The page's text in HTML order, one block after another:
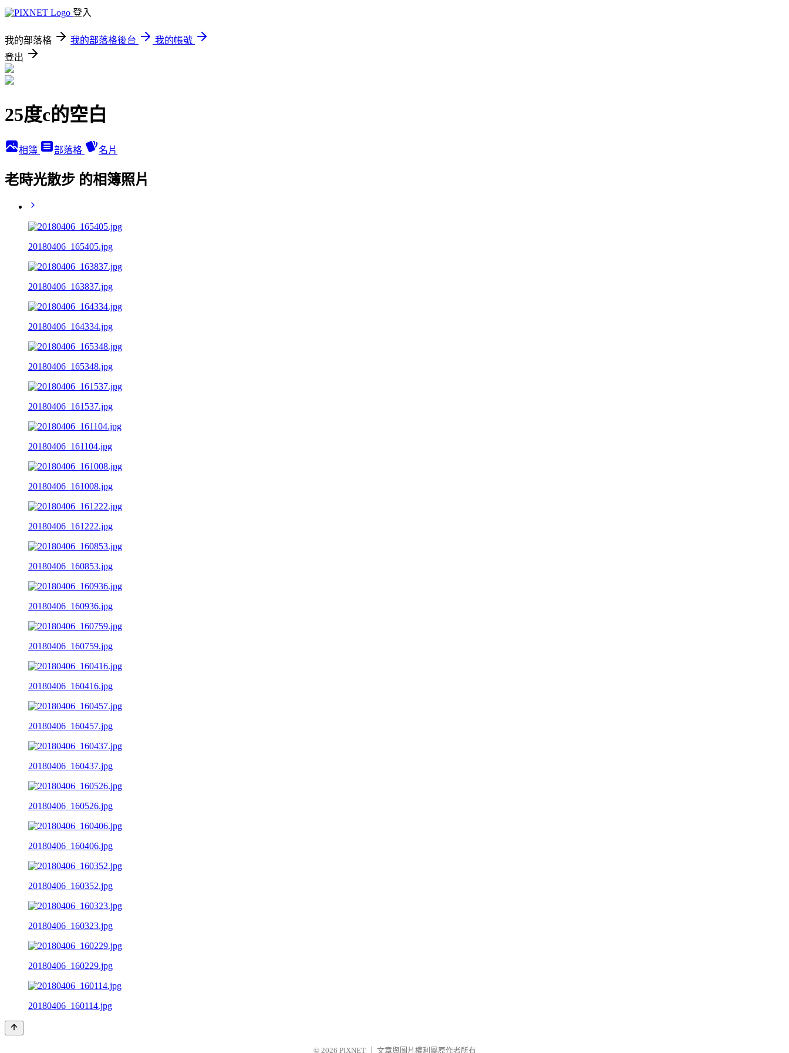
登入
我的部落格 我的部落格後台
我的帳號
登出
25度c的空白
相簿 部落格 名片
老時光散步 的相簿照片
20180406_165405.jpg
20180406_163837.jpg
20180406_164334.jpg
20180406_165348.jpg
20180406_161537.jpg
20180406_161104.jpg
20180406_161008.jpg
20180406_161222.jpg
20180406_160853.jpg
20180406_160936.jpg
20180406_160759.jpg
20180406_160416.jpg
20180406_160457.jpg
20180406_160437.jpg
20180406_160526.jpg
20180406_160406.jpg
20180406_160352.jpg
20180406_160323.jpg
20180406_160229.jpg
20180406_160114.jpg
© 2026 PIXNET 文章與圖片權利屬原作者所有